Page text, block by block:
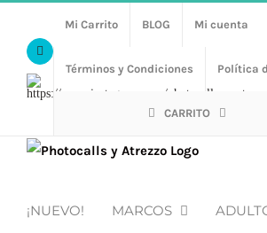
contenidoFacebook
Https://www.instagram.com/
Mi Carrito BLOG Mi cuenta
Términos y Condiciones Política
CARRITO
¡NUEVO! MARCOS